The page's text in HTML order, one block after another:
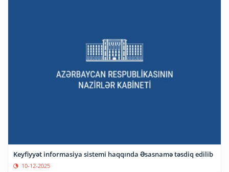
Keyfiyyət informasiya sistemi haqqında Əsasnamə təsdiq edilib
10-12-2025